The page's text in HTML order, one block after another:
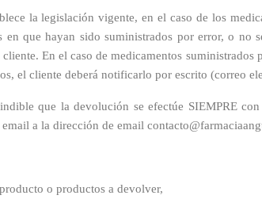
la legislación vigente, en el caso de los
en que hayan sido suministrados por error, o
En el caso de medicamentos
el cliente deberá notificarlo por escrito (correo
que la devolución se efectúe SIEMPRE
a la dirección de email
o productos a devolver,